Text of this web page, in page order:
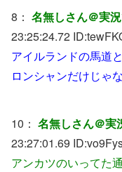
8： 名無しさん＠実
23:25:24.72 ID:
アイルランドの馬道
ロンシャンだけじゃ
10： 名無しさん＠実
23:27:01.69 ID:
アンカツのいってた